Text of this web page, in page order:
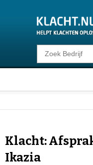
Klacht melden
Klacht:
Ikazia